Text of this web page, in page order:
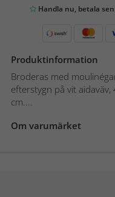
Handla nu, betala sen
Produktinformation
Broderas med
efterstygn på vit
cm....
Om varumärket